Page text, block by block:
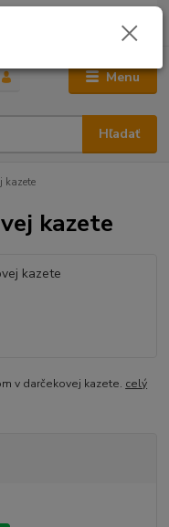
Menu
Hľadať
0,00 €
kazete
kazete
v darčekovej kazete. celý